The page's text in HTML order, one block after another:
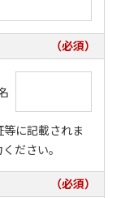
（必須）
に記載されま
ださい。
（必須）